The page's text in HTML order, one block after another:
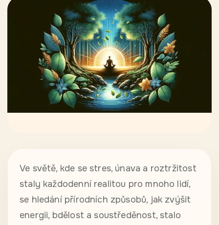
Ve světě, kde se stres, únava a roztržitost
staly každodenní realitou pro mnoho lidí,
se hledání přírodních způsobů, jak zvýšit
energii, bdělost a soustředěnost, stalo